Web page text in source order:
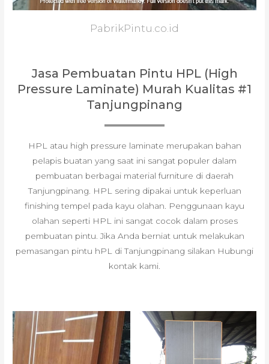
PabrikPintu.co.id
Jasa Pembuatan Pintu HPL (High
Pressure Laminate) Murah Kualitas #1
Tanjungpinang
HPL atau high pressure laminate merupakan bahan
pelapis buatan yang saat ini sangat populer dalam
pembuatan berbagai material furniture di daerah
Tanjungpinang. HPL sering dipakai untuk keperluan
finishing tempel pada kayu olahan. Penggunaan kayu
olahan seperti HPL ini sangat cocok dalam proses
pembuatan pintu. Jika Anda berniat untuk melakukan
pemasangan pintu hPL di Tanjungpinang silakan Hubungi
kontak kami.